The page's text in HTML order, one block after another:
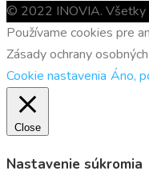
© 2022 INOVIA. Všetky
Používame cookies pre
Zásady ochrany
Cookie nastavenia Áno,
Close
Nastavenie súkromia